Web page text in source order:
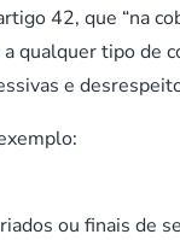
42, que “na
qualquer tipo de
e
ou finais de